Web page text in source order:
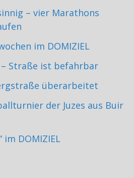
– vier Marathons
im DOMIZIEL
Straße ist befahrbar
überarbeitet
der Juzes aus Buir
im DOMIZIEL